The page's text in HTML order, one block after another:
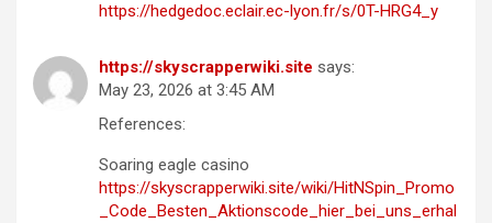
https://hedgedoc.eclair.ec-lyon.fr/s/0T-HRG4_y
https://skyscrapperwiki.site says:
May 23, 2026 at 3:45 AM
References:
Soaring eagle casino
https://skyscrapperwiki.site/wiki/HitNSpin_Promo
_Code_Besten_Aktionscode_hier_bei_uns_erhal